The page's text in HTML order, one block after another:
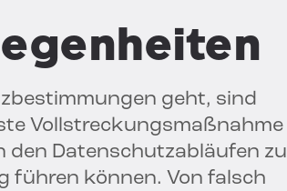
geht, sind
Vollstreckungsmaßnahme
den Datenschutzabläufen zu
führen können. Von falsch